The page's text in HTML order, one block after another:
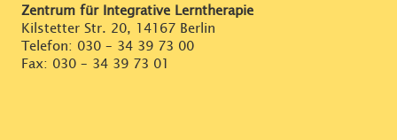
Zentrum für Integrative Lerntherapie
Kilstetter Str. 20, 14167 Berlin
Telefon: 030 – 34 39 73 00
Fax: 030 – 34 39 73 01